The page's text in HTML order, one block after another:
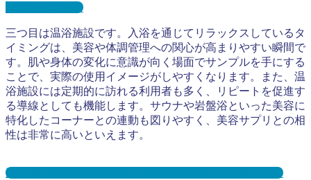
選と事例を紹介
三つ目は温浴施設です。入浴を通じてリラックスしているタ
イミングは、美容や体調管理への関心が高まりやすい瞬間で
す。肌や身体の変化に意識が向く場面でサンプルを手にする
ことで、実際の使用イメージがしやすくなります。また、温
浴施設には定期的に訪れる利用者も多く、リピートを促進す
る導線としても機能します。サウナや岩盤浴といった美容に
特化したコーナーとの連動も図りやすく、美容サプリとの相
性は非常に高いといえます。
温浴施設サンプリングとは？メリット３選と事例を紹介